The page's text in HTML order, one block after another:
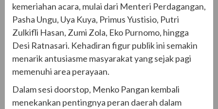
kemeriahan acara, mulai dari Menteri Perdagangan,
Pasha Ungu, Uya Kuya, Primus Yustisio, Putri
Zulkifli Hasan, Zumi Zola, Eko Purnomo, hingga
Desi Ratnasari. Kehadiran figur publik ini semakin
menarik antusiasme masyarakat yang sejak pagi
memenuhi area perayaan.
Dalam sesi doorstop, Menko Pangan kembali
menekankan pentingnya peran daerah dalam